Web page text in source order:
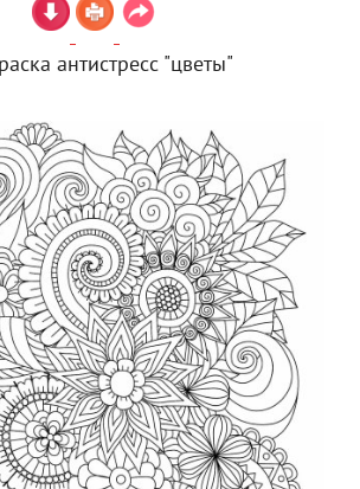
антистресс "цветы"